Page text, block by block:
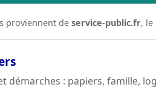
proviennent de service-public.fr, le
démarches : papiers, famille,